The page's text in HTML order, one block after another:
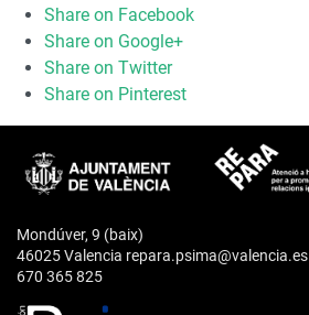
Share on Facebook
Share on Google+
Share on Twitter
Share on Pinterest
Mondúver, 9 (baix)
46025 Valencia repara.psima@valencia.es
670 365 825